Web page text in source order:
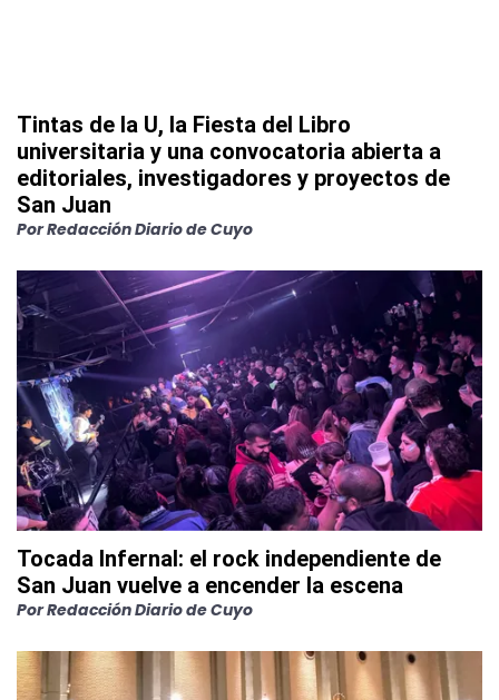
Tintas de la U, la Fiesta del Libro
universitaria y una convocatoria abierta a
editoriales, investigadores y proyectos de
San Juan
PorRedacción Diario de Cuyo
Tocada Infernal: el rock independiente de
San Juan vuelve a encender la escena
PorRedacción Diario de Cuyo